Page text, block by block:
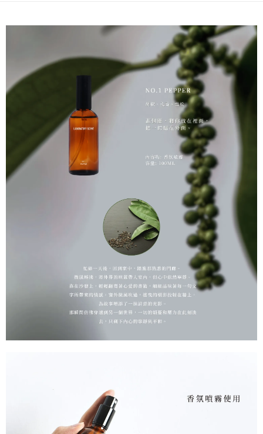
相關說明
1.本服務由台灣大哥大提供，台灣大哥大用戶可立即使用無須另外申請。
2.付款方式選擇「大哥付你分期」，訂單成立後會自動跳轉到大哥付的交易
流程，驗證手機門號後，選擇欲分期的期數、繳款截止日，確認付款後即完
成交易。
3.實際核准額度、可分期數及費用金額請依後續交易確認頁面所載為準。
4.訂單成立30分鐘內，如未前往確認交易或遇審核未通過，訂單將自動取
消。如遇「轉專審核」未通過狀況，表示未達大哥付你分期系統評分，恕無
法說明評估內容。
【繳款方式說明】
1.分期款項不併入電信帳單，「大哥付你分期」於每月結算日後寄送繳費提
醒簡訊。
2.透過簡訊連結打開帳單後，可選擇「超商條碼／台灣大直營門市／銀行轉
帳／街口支付／iPASS MONEY」等通路繳費。
1.本服務係由「台灣大哥大股份有限公司」（以下簡稱本公司）所提供，讓
用戶於交易時，得透過本服務購買商品或服務，並由商店將買賣／分期付款
買賣價金債權讓與本公司後，依約使用本公司帳單繳交帳款。
2.基於同意付款使用「大哥付你分期」之契約關係目的，商店將以您的個人
資料（包含姓名、電話或地址）提供予台灣大哥大進項蒐集、處理及利用，
由本公司與您本人進行分期帳單所需資料之確認、核對及更正。
3.完整用戶服務條款，請詳閱以下連結：https://oppay.tw/userRule
【關於「AFTEE先享後付」】
AFTEE先享後付是「在收到商品之後才付款」的支付方式。 讓您購物簡單
１．簡單：不需註冊會員、不需綁卡、不需儲值。
２．便利：只要手機號碼，簡訊認證，即可結帳。
３．安心：先確認商品／服務後，再付款。
【「AFTEE先享後付」結帳流程】
１．於結帳方式選擇「AFTEE先享後付」後，將跳轉至「AFTEE先享後付」
結帳頁面，進行簡訊認證並確認金額後，即可完成結帳。
３．收到繳費通知簡訊後14天內，點擊此簡訊中的連結，可透過四大超商／
ATM／網路銀行／等多元方式進行付款，方視為交易完成。
※ 請注意：結帳手續完成當下不需立刻繳費，但若您需要取消訂單，請聯絡
購買商品的店家。未經商家同意取消之訂單仍視為有效，需透過AFTEE先享
※ 交易是否成功請以「AFTEE先享後付 」之結帳頁面顯示為準，若有關於
是否繳費成功／繳費後需取消欲退款等相關疑問，請聯繫「AFTEE先享後付
https://netprotections.freshdesk.com/support/home
１．透過由恩沛科技股份有限公司提供之「AFTEE先享後付」服務完成之交
易，需依本服務之必要範圍內提供個人資料，並將交易相關給付款項請求債
權轉讓予恩沛科技股份有限公司。
https://aftee.tw/terms/#terms3
時審查核予不同之上限額度；若仍有額度不足之情形，本公司將視審查結果
５．嚴禁一人註冊多個帳號或使用他人資訊註冊。若發現惡意使用之情形，
恩沛科技股份有限公司將有權停止該用戶之使用額度並採取法律行動。
ATM付款
付款後全家取貨
每筆NT$70，滿NT$899(含以上)免運費
付款後7-11取貨
每筆NT$100，滿NT$1,000(含以上)免運費
京站台北店客服中心(1F星巴克旁) 即日起不提供京站紙袋，取件時